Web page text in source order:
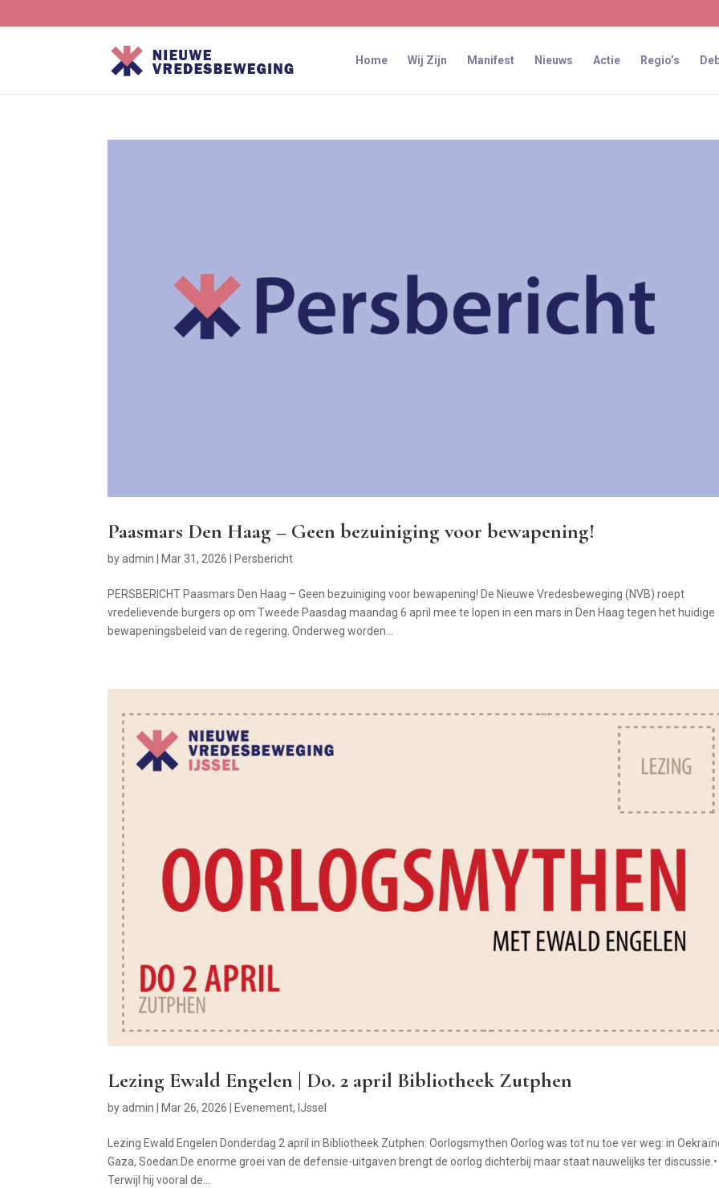
Home Wij Zijn Manifest Nieuws Actie Regio’s
Paasmars Den Haag – Geen bezuiniging voor bewapening!
byadmin Mar 31, 2026 Persbericht
PERSBERICHT Paasmars Den Haag – Geen bezuiniging voor bewapening! De Nieuwe Vredesbeweging (NVB) roept
vredelievende burgers op om Tweede Paasdag maandag 6 april mee te lopen in een mars in Den Haag tegen het huidige
bewapeningsbeleid van de regering. Onderweg worden...
Lezing Ewald Engelen | Do. 2 april Bibliotheek Zutphen
byadmin Mar 26, 2026 Evenement, IJssel
Lezing Ewald Engelen Donderdag 2 april in Bibliotheek Zutphen: Oorlogsmythen Oorlog was tot nu toe ver weg: in
Gaza, Soedan.De enorme groei van de defensie-uitgaven brengt de oorlog dichterbij maar staat nauwelijks ter discussie.•
Terwijl hij vooral de...